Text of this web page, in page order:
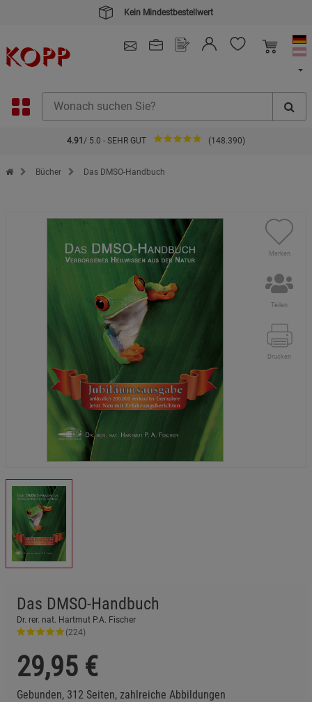
4.91 / 5.0 - SEHR GUT (148.390)
Zur Startseite des Kopp Verlag Online-Shop
Bücher Das DMSO-Handbuch
Merken
Teilen
Drucken
Das DMSO-Handbuch
Dr. rer. nat. Hartmut P.A. Fischer
(224)
29,95 €
Gebunden, 312 Seiten, zahlreiche Abbildungen